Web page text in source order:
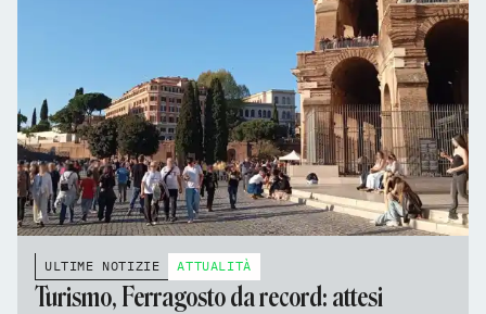
ULTIME NOTIZIE ATTUALITÀ
Turismo, Ferragosto da record: attesi